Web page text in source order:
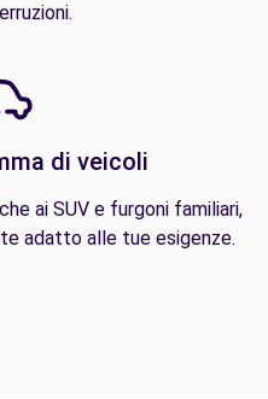
di veicoli
ai SUV e furgoni familiari,
adatto alle tue esigenze.